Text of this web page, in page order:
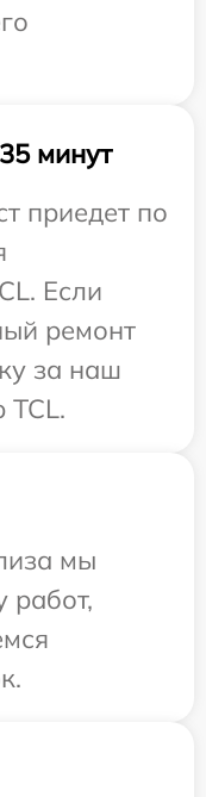
минут
приедет по
Если
ремонт
за наш
TCL.
мы
работ,